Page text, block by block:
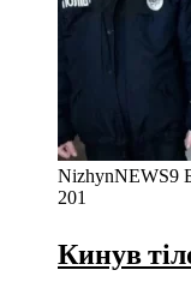
NizhynNEWS9
201
Кинув